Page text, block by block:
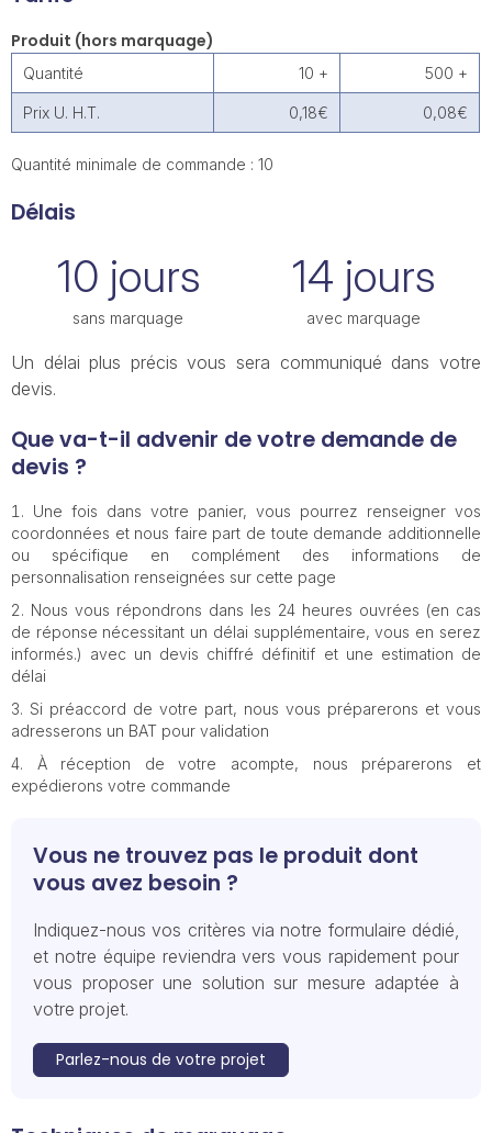
Produit (hors marquage)
Quantité 10 + 500 +
Prix U. H.T. 0,18€ 0,08€
Quantité minimale de commande : 10
Délais
10 jours
sans marquage
14 jours
avec marquage
Un délai plus précis vous sera communiqué dans votre
devis.
Que va-t-il advenir de votre demande de
devis ?
Une fois dans votre panier, vous pourrez renseigner vos
coordonnées et nous faire part de toute demande additionnelle
ou spécifique en complément des informations de
personnalisation renseignées sur cette page
Nous vous répondrons dans les 24 heures ouvrées (en cas
de réponse nécessitant un délai supplémentaire, vous en serez
informés.) avec un devis chiffré définitif et une estimation de
délai
Si préaccord de votre part, nous vous préparerons et vous
adresserons un BAT pour validation
À réception de votre acompte, nous préparerons et
expédierons votre commande
Vous ne trouvez pas le produit dont
vous avez besoin ?
Indiquez-nous vos critères via notre formulaire dédié,
et notre équipe reviendra vers vous rapidement pour
vous proposer une solution sur mesure adaptée à
votre projet.
Parlez-nous de votre projet